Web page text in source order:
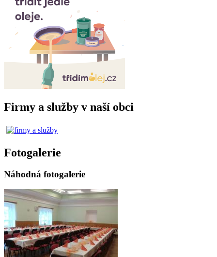
Firmy a služby v naší obci
Fotogalerie
Náhodná fotogalerie